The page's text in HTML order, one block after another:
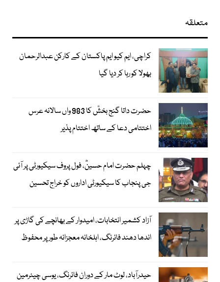
متعلقہ
کراچی، ایم کیو ایم پاکستان کے کارکن عبدالرحمان
بھولا کو رہا کر دیا گیا
حضرت داتا گنج بخشؒ کا 983 واں سالانہ عرس
اختتامی دعا کے ساتھ اختتام پذیر
چہلم حضرت امام حسینؓ، فول پروف سیکیورٹی پر آئی
جی پنجاب کا سیکیورٹی اداروں کو خراج تحسین
آزاد کشمیر انتخابات، امیدوار کے بھانچے کی گاڑی پر
اندھا دھند فائرنگ، اہلخانہ معجزانہ طور پر محفوظ
حیدرآباد، لوٹ مار کے دوران فائرنگ، یوسی چیئرمین